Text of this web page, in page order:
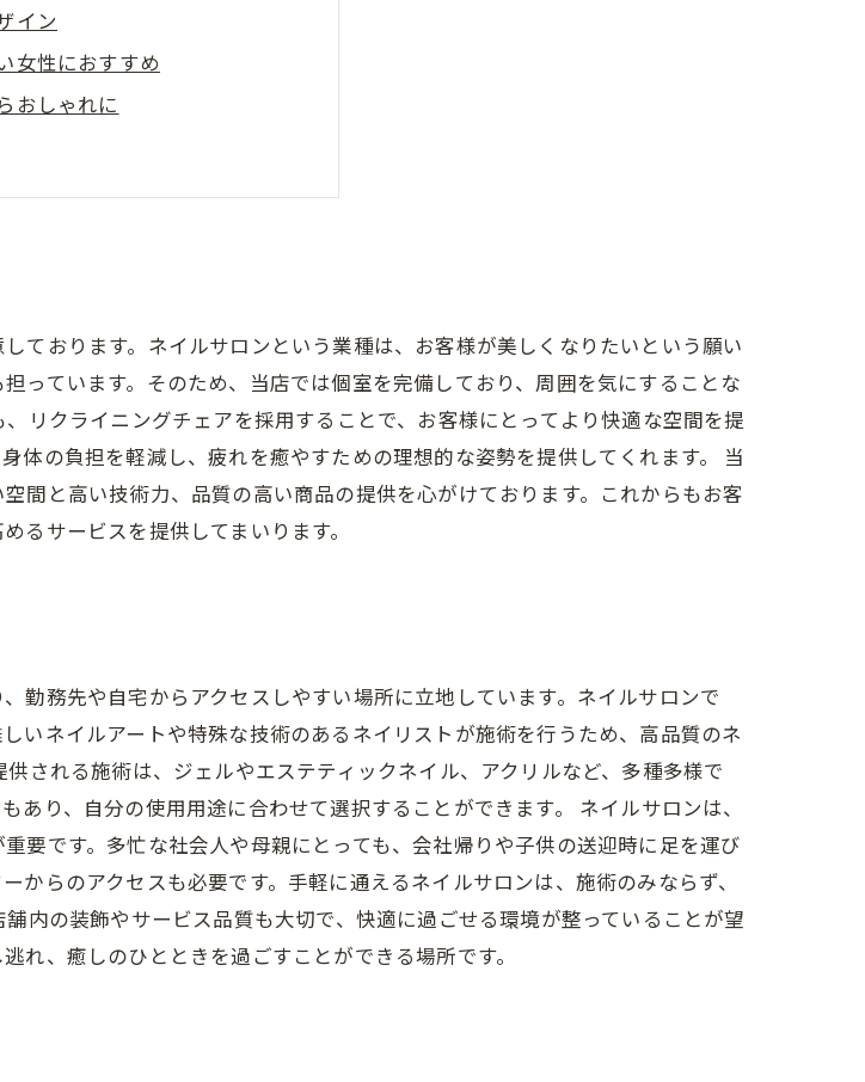
イン
女性におすすめ
おしゃれに
ております。ネイルサロンという業種は、お客様が美しくなりたいという願い
っています。そのため、当店では個室を完備しており、周囲を気にすることな
リクライニングチェアを採用することで、お客様にとってより快適な空間を提
体の負担を軽減し、疲れを癒やすための理想的な姿勢を提供してくれます。 当
間と高い技術力、品質の高い商品の提供を心がけております。これからもお客
るサービスを提供してまいります。
勤務先や自宅からアクセスしやすい場所に立地しています。ネイルサロンで
いネイルアートや特殊な技術のあるネイリストが施術を行うため、高品質のネ
される施術は、ジェルやエステティックネイル、アクリルなど、多種多様で
り、自分の使用用途に合わせて選択することができます。 ネイルサロンは、
要です。多忙な社会人や母親にとっても、会社帰りや子供の送迎時に足を運び
らのアクセスも必要です。手軽に通えるネイルサロンは、施術のみならず、
内の装飾やサービス品質も大切で、快適に過ごせる環境が整っていることが望
れ、癒しのひとときを過ごすことができる場所です。